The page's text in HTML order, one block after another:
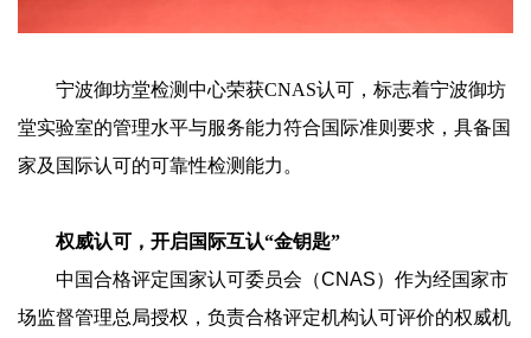
宁波御坊堂检测中心荣获CNAS认可，标志着宁波御坊
堂实验室的管理水平与服务能力符合国际准则要求，具备国
家及国际认可的可靠性检测能力。
权威认可，开启国际互认“金钥匙”
中国合格评定国家认可委员会（CNAS）作为经国家市
场监督管理总局授权，负责合格评定机构认可评价的权威机